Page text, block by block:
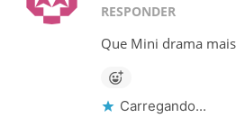
RESPONDER
Que Mini drama
Carregando...